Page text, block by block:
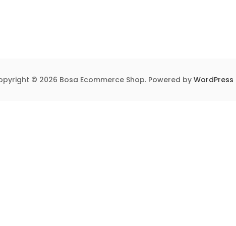
© 2026 Bosa Ecommerce Shop. Powered by WordPress